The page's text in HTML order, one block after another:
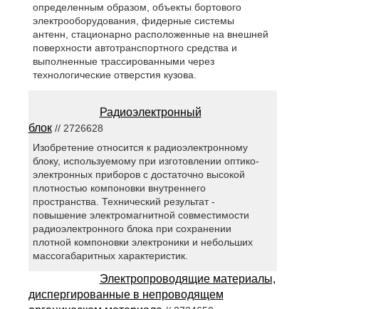
определенным образом, объекты бортового
электрооборудования, фидерные системы
антенн, стационарно расположенные на внешней
поверхности автотранспортного средства и
выполненные трассированными через
технологические отверстия кузова.
Радиоэлектронный
блок// 2726628
Изобретение относится к радиоэлектронному
блоку, используемому при изготовлении оптико-
электронных приборов с достаточно высокой
плотностью компоновки внутреннего
пространства. Технический результат -
повышение электромагнитной совместимости
радиоэлектронного блока при сохранении
плотной компоновки электроники и небольших
массогабаритных характеристик.
Электропроводящие материалы,
диспергированные в непроводящем